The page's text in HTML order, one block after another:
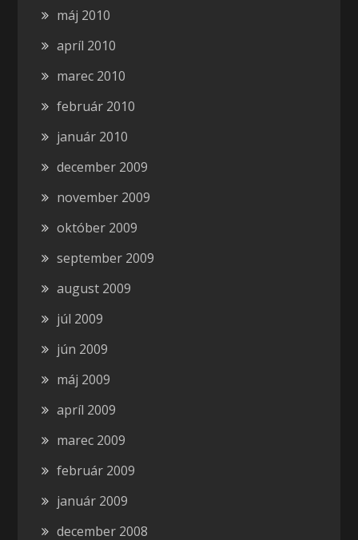
máj 2010
apríl 2010
marec 2010
február 2010
január 2010
december 2009
november 2009
október 2009
september 2009
august 2009
júl 2009
jún 2009
máj 2009
apríl 2009
marec 2009
február 2009
január 2009
december 2008